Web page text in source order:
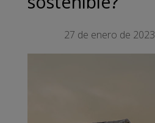
27 de enero de 2023